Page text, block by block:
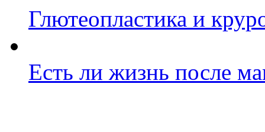
Глютеопластика и
Есть ли жизнь после